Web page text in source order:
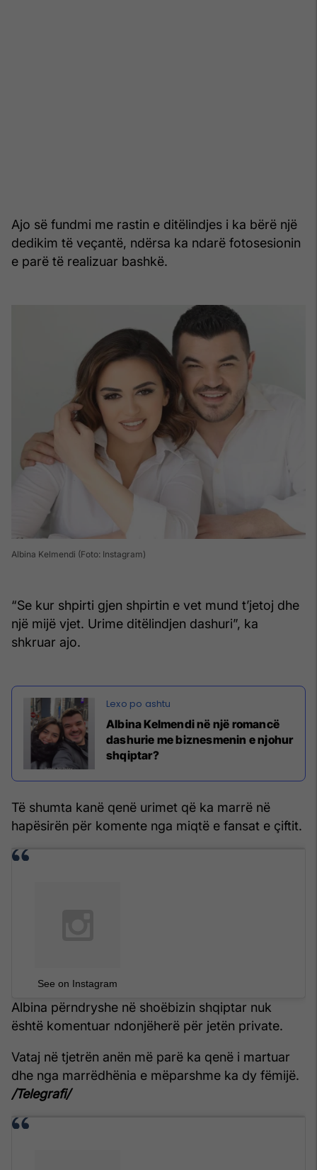
Ajo së fundmi me rastin e ditëlindjes i ka bërë një
dedikim të veçantë, ndërsa ka ndarë fotosesionin
e parë të realizuar bashkë.
Albina Kelmendi (Foto: Instagram)
“Se kur shpirti gjen shpirtin e vet mund t’jetoj dhe
një mijë vjet. Urime ditëlindjen dashuri”, ka
shkruar ajo.
Albina Kelmendi në një romancë
dashurie me biznesmenin e njohur
shqiptar?
Të shumta kanë qenë urimet që ka marrë në
hapësirën për komente nga miqtë e fansat e çiftit.
See on Instagram
Albina përndryshe në shoëbizin shqiptar nuk
është komentuar ndonjëherë për jetën private.
Vataj në tjetrën anën më parë ka qenë i martuar
dhe nga marrëdhënia e mëparshme ka dy fëmijë.
/Telegrafi/